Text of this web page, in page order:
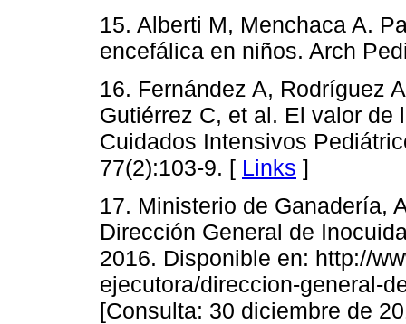
15. Alberti M, Menchaca A.
encefálica en niños. Arch
16. Fernández A, Rodríguez
Gutiérrez C, et al. El valor de
Cuidados Intensivos
77(2):103-9. [ Links ]
17. Ministerio de Ganadería,
Dirección General de
2016. Disponible en: http://
ejecutora/direccion-general-
[Consulta: 30 diciembre de